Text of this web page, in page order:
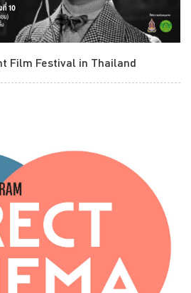
Film Festival in Thailand